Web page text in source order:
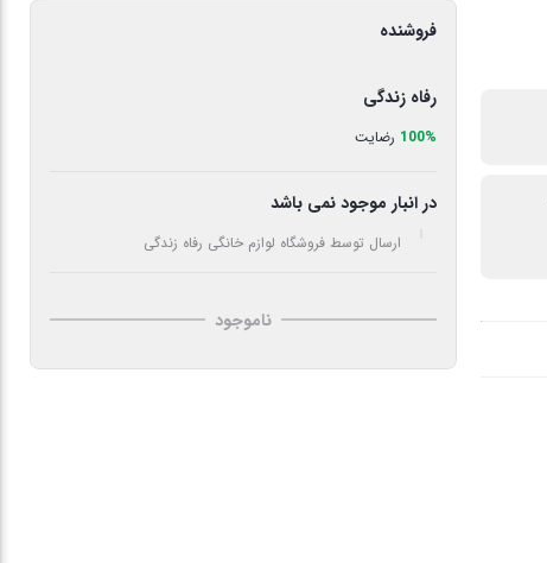
فروشنده
رفاه زندگی
100% رضایت
در انبار موجود نمی باشد
ارسال توسط فروشگاه لوازم خانگی رفاه زندگی
ناموجود